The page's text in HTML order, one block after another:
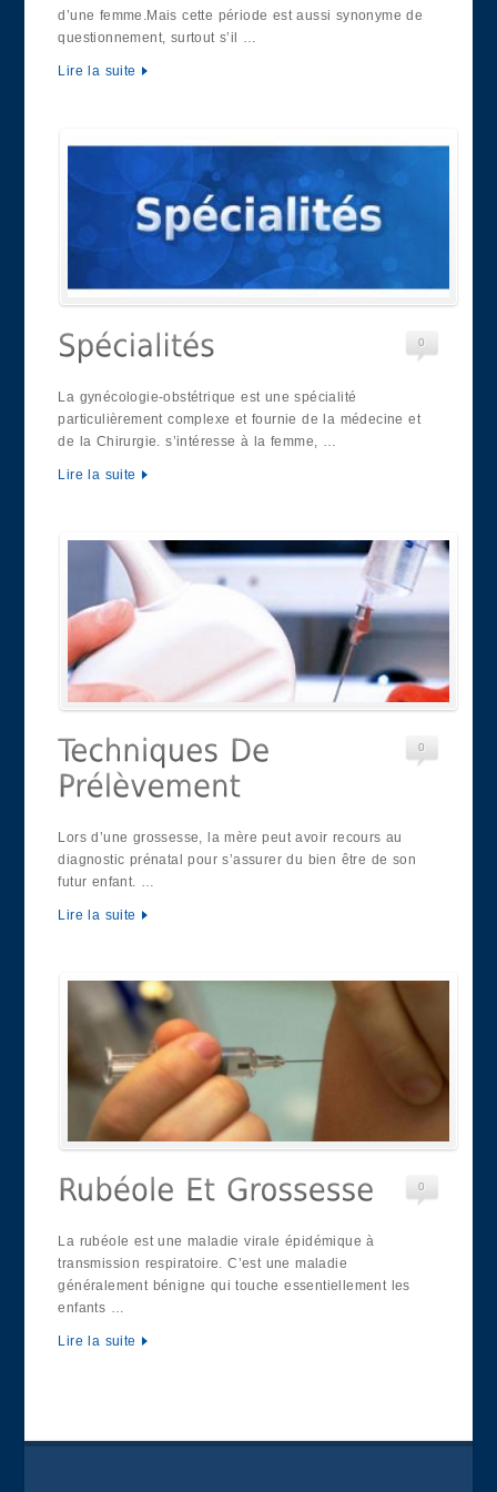
d’une femme.Mais cette période est aussi synonyme de
questionnement, surtout s’il …
Lire la suite
0
La gynécologie-obstétrique est une spécialité
particulièrement complexe et fournie de la médecine et
de la Chirurgie. s’intéresse à la femme, …
Lire la suite
0
Lors d’une grossesse, la mère peut avoir recours au
diagnostic prénatal pour s’assurer du bien être de son
futur enfant. …
Lire la suite
0
La rubéole est une maladie virale épidémique à
transmission respiratoire. C’est une maladie
généralement bénigne qui touche essentiellement les
enfants …
Lire la suite